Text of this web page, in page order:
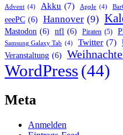
Advent (4) Akku (7) Apple (4)
eeePC (6) Hannover (9)
Mastodon (6) nfl (6) Piraten (5)
Samsung Galaxy Tab (4) Twitter (7)
Veranstaltung (6)
WordPress(44)
Meta
Anmelden